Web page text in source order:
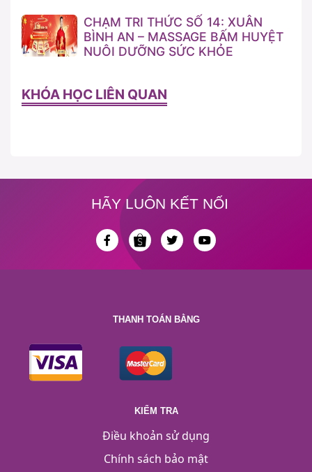
CHẠM TRI THỨC SỐ 14: XUÂN
BÌNH AN – MASSAGE BẤM HUYỆT
NUÔI DƯỠNG SỨC KHỎE
KHÓA HỌC LIÊN QUAN
HÃY LUÔN KẾT NỐI
THANH TOÁN BẰNG
KIỂM TRA
Điều khoản sử dụng
Chính sách bảo mật